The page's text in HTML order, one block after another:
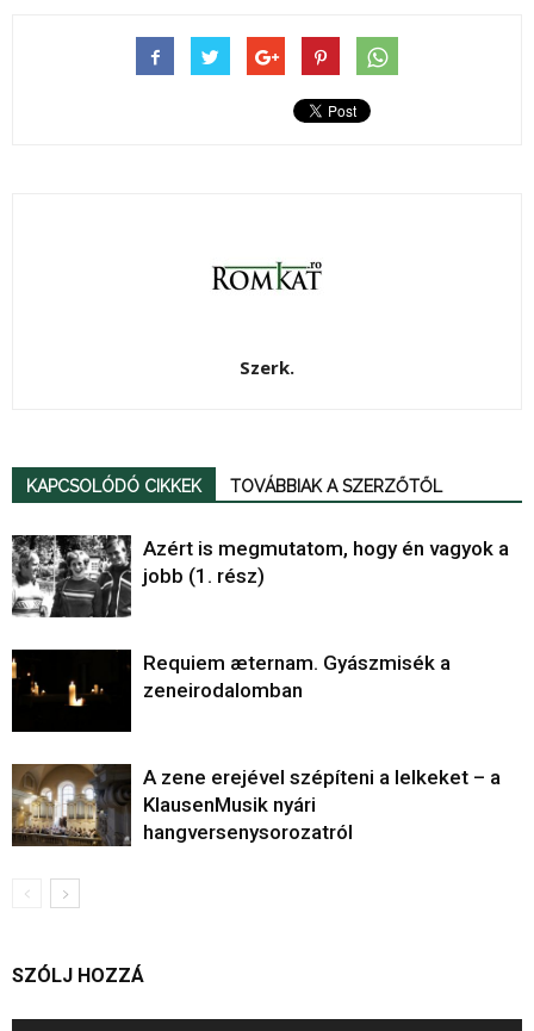
Szerk.
KAPCSOLÓDÓ CIKKEK TOVÁBBIAK A SZERZŐTŐL
Azért is megmutatom, hogy én vagyok a
jobb (1. rész)
Requiem æternam. Gyászmisék a
zeneirodalomban
A zene erejével szépíteni a lelkeket – a
KlausenMusik nyári
hangversenysorozatról
SZÓLJ HOZZÁ